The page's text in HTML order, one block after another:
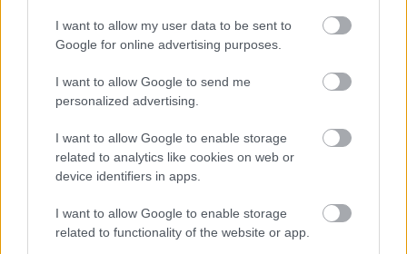
I want to allow my user data to be sent to
Google for online advertising purposes.
I want to allow Google to send me
personalized advertising.
I want to allow Google to enable storage
related to analytics like cookies on web or
device identifiers in apps.
I want to allow Google to enable storage
related to functionality of the website or app.
09:30: 7.5km fristil individuell start, menn 17 år
10:20: 7.5km fristil individuell start, menn 18 år
11:00: 10km fristil individuell start, menn 19/20
13:40: 5km fristil individuell start, kvinner 18 år
14:05: 10km fristil individuell start, kvinner
19/20 år